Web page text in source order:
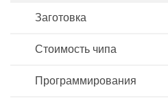
Заготовка
Стоимость чипа
Программирования